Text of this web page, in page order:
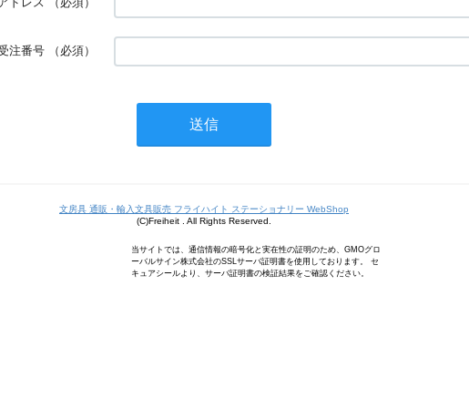
注番号 （必須）
文房具 通販・輸入文具販売 フライハイト ステーショナリー WebShop
(C)Freiheit . All Rights Reserved.
当サイトでは、通信情報の暗号化と実在性の証明のため、GMOグロ
ーバルサイン株式会社のSSLサーバ証明書を使用しております。 セ
キュアシールより、サーバ証明書の検証結果をご確認ください。